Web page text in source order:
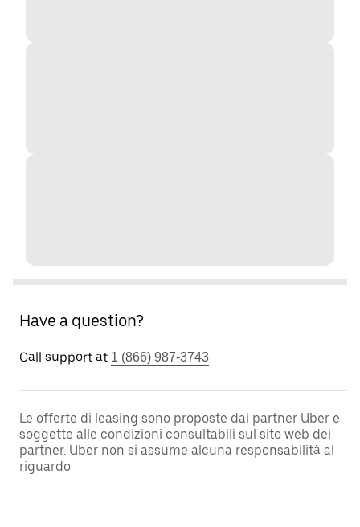
Have a question?
Call support at 1 (866) 987-3743
Le offerte di leasing sono proposte dai partner Uber e
soggette alle condizioni consultabili sul sito web dei
partner. Uber non si assume alcuna responsabilità al
riguardo